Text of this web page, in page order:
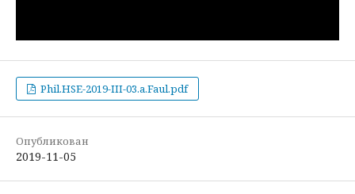
Phil.HSE-2019-III-03.a.Faul.pdf
Опубликован
2019-11-05